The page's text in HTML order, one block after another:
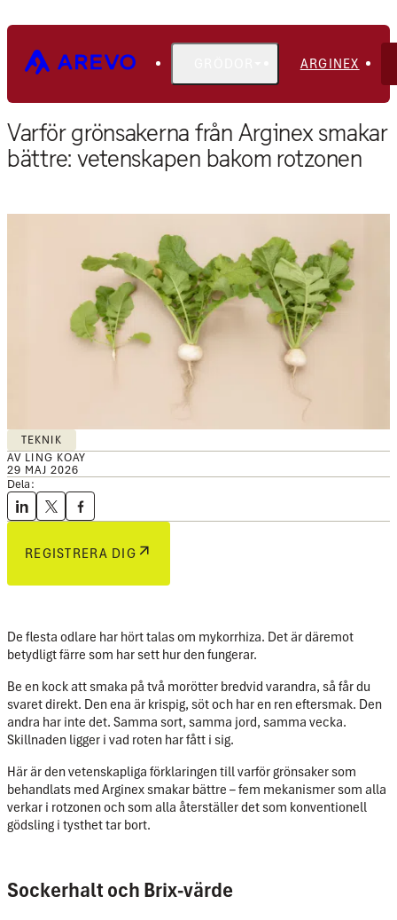
ARGINEX
Varför grönsakerna från Arginex smakar
bättre: vetenskapen bakom rotzonen
TEKNIK
AV LING KOAY
29 MAJ 2026
Dela:
REGISTRERA DIG
De flesta odlare har hört talas om mykorrhiza. Det är däremot
betydligt färre som har sett hur den fungerar.
Be en kock att smaka på två morötter bredvid varandra, så får du
svaret direkt. Den ena är krispig, söt och har en ren eftersmak. Den
andra har inte det. Samma sort, samma jord, samma vecka.
Skillnaden ligger i vad roten har fått i sig.
Här är den vetenskapliga förklaringen till varför grönsaker som
behandlats med Arginex smakar bättre – fem mekanismer som alla
verkar i rotzonen och som alla återställer det som konventionell
gödsling i tysthet tar bort.
Sockerhalt och Brix-värde